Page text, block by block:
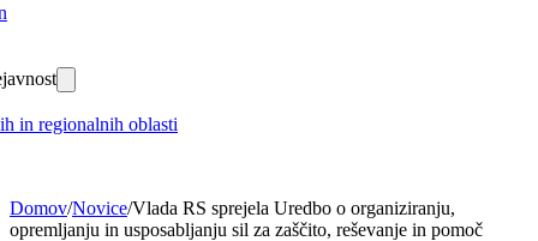
in regionalnih oblasti
Domov/Novice/Vlada RS sprejela Uredbo o organiziranju,
opremljanju in usposabljanju sil za zaščito, reševanje in pomoč